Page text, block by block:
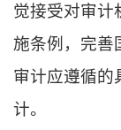
觉接受对审计
施条例，完善
审计应遵循的
计。